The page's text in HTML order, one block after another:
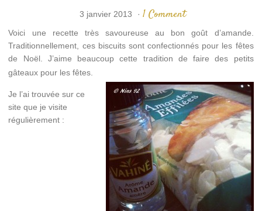
3 janvier 2013 · 1 Comment
Voici une recette très savoureuse au bon goût d’amande.
Traditionnellement, ces biscuits sont confectionnés pour les fêtes
de Noël. J’aime beaucoup cette tradition de faire des petits
gâteaux pour les fêtes.
Je l’ai trouvée sur ce
site que je visite
régulièrement :